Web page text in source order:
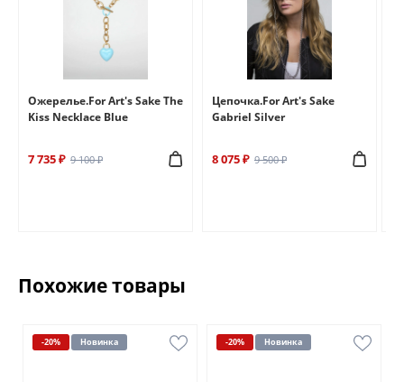
Ожерелье.For Art's Sake The
Kiss Necklace Blue
7 735 ₽ 9 100 ₽
Цепочка.For Art's Sake
Gabriel Silver
8 075 ₽ 9 500 ₽
Похожие товары
-20% Новинка -20% Новинка